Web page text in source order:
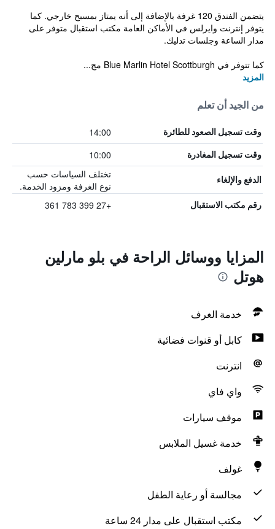
يتضمن الفندق 120 غرفة بالإضافة إلى أنه يمتاز بمسبح خارجي. كما
يتوفر إنترنت وايرلس في الأماكن العامة مكتب استقبال متوفر على
مدار الساعة وجلسات تدليك.
كما تتوفر في Blue Marlin Hotel Scottburgh مج...
المزيد
من الجيد أن تعلم
وقت تسجيل الصعود للطائرة 14:00
وقت تسجيل المغادرة 10:00
الدفع والإلغاء
تختلف السياسات حسب
نوع الغرفة ومزود الخدمة.
رقم مكتب الاستقبال +27 399 783 361
المزايا ووسائل الراحة في بلو مارلين
هوتل
خدمة الغرف
كابل أو قنوات فضائية
انترنت
واي فاي
موقف سيارات
خدمة غسيل الملابس
غولف
مجالسة أو رعاية الطفل
مكتب استقبال على مدار 24 ساعة